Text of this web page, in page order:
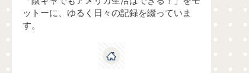
ットーに、ゆるく日々の記録を綴っていま
す。